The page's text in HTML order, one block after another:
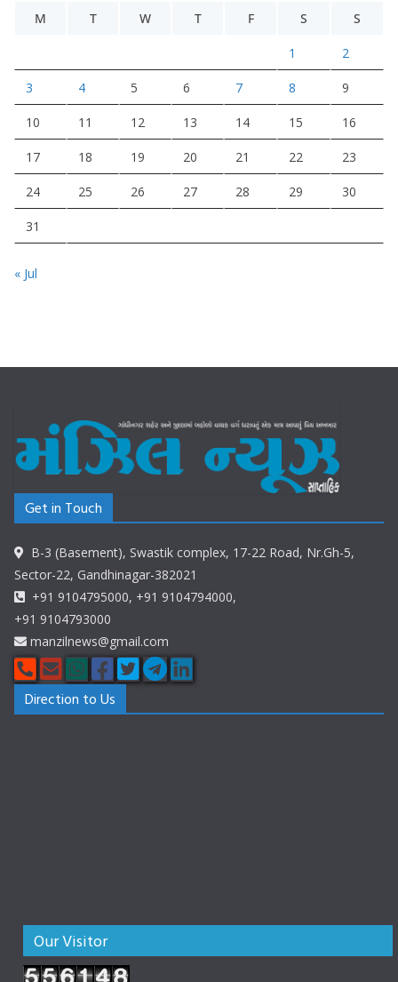
M
T W T F S S
1 2
3 4 5 6 7 8 9
10 11 12 13 14 15 16
17 18 19 20 21 22 23
24 25 26 27 28 29 30
31
« Jul
Get in Touch
B-3 (Basement), Swastik complex, 17-22 Road, Nr.Gh-5,
Sector-22, Gandhinagar-382021
+91 9104795000, +91 9104794000,
+91 9104793000
manzilnews@gmail.com
Direction to Us
Our Visitor